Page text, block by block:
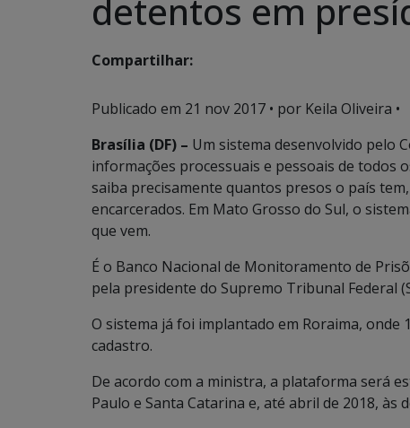
detentos em
Compartilhar:
Publicado em 21 nov 2017 • por Keila Oliveira •
Brasília (DF) – Um sistema desenvolvido pelo
informações processuais e pessoais de todos
saiba precisamente quantos presos o país
encarcerados. Em Mato Grosso do Sul, o
que vem.
É o Banco Nacional de Monitoramento de
pela presidente do Supremo Tribunal Federal
O sistema já foi implantado em Roraima, onde
cadastro.
De acordo com a ministra, a plataforma será
Paulo e Santa Catarina e, até abril de 2018, às